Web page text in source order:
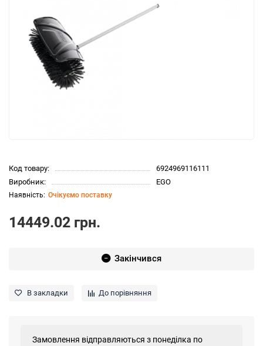
Код товару:
6924969116111
Виробник:
EGO
Очікуємо поставку
14449.02 грн.
Закінчився
В закладки До порівняння
Замовлення відправляються з понеділка по